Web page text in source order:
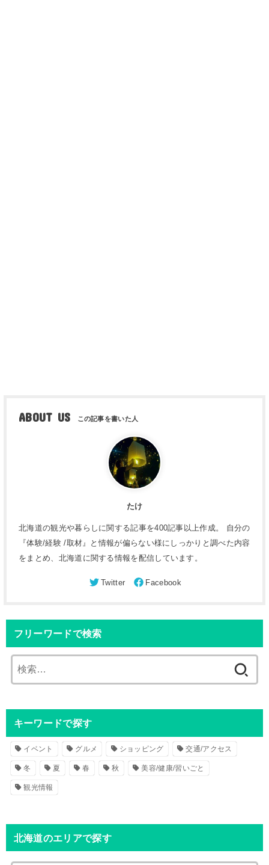
ABOUT US
たけ
北海道の観光や暮らしに関する記事を400記事以上作成。 自分の
『体験/経験 /取材』と情報が偏らない様にしっかりと調べた内容
をまとめ、北海道に関する情報を配信しています。
フリーワードで検索
索
キーワードで探す
イベント グルメ ショッピング 交通/アクセス
冬 夏 春 秋 美容/健康/習いごと
観光情報
北海道のエリアで探す